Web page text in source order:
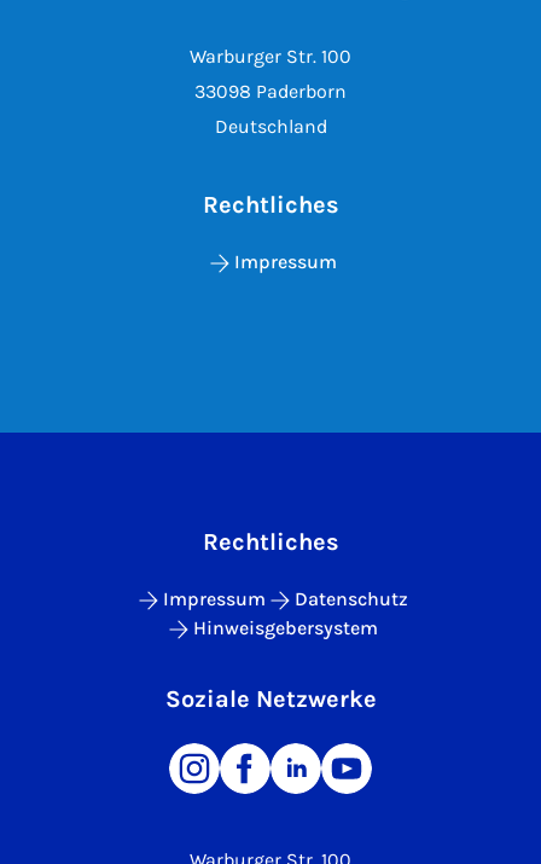
Warburger Str. 100
33098 Paderborn
Deutschland
Rechtliches
Impressum
Rechtliches
Impressum
Datenschutz
Hinweisgebersystem
Soziale Netzwerke